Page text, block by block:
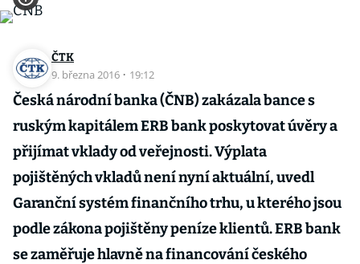
ČTK
9. března 2016 · 19:12
Česká národní banka (ČNB) zakázala bance s
ruským kapitálem ERB bank poskytovat úvěry a
přijímat vklady od veřejnosti. Výplata
pojištěných vkladů není nyní aktuální, uvedl
Garanční systém finančního trhu, u kterého jsou
podle zákona pojištěny peníze klientů. ERB bank
se zaměřuje hlavně na financování českého